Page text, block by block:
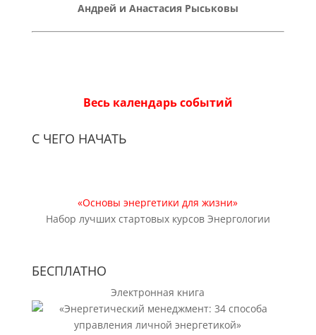
Андрей и Анастасия Рыськовы
Весь календарь событий
С ЧЕГО НАЧАТЬ
«Основы энергетики для жизни»
Набор лучших стартовых курсов Энергологии
БЕСПЛАТНО
Электронная книга